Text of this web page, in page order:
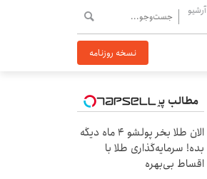
آرشیو
نسخه روزنامه
مطالب پیشنهادی
الان طلا بخر پولشو 4 ماه دیگه
بده! سرمایه‌گذاری طلا با
اقساط بی‌بهره